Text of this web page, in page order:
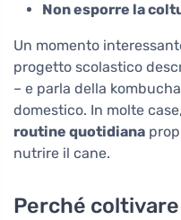
Non esporre la
Un momento
progetto scolastico
– e parla della
domestico. In molte
routine quotidiana
nutrire il cane.
Perché